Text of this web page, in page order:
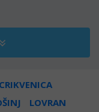
CRIKVENICA
LOVRAN